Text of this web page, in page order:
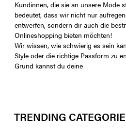
Kundinnen, die sie an unsere Mode
bedeutet, dass wir nicht nur
entwerfen, sondern dir auch die
Onlineshopping bieten möchten!
Wir wissen, wie schwierig es sein
Style oder die richtige Passform zu
Grund kannst du deine
TRENDING